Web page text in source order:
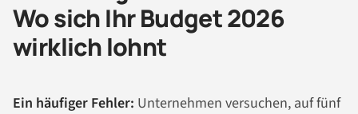
Wo sich Ihr Budget 2026
wirklich lohnt
Ein häufiger Fehler: Unternehmen versuchen, auf fünf